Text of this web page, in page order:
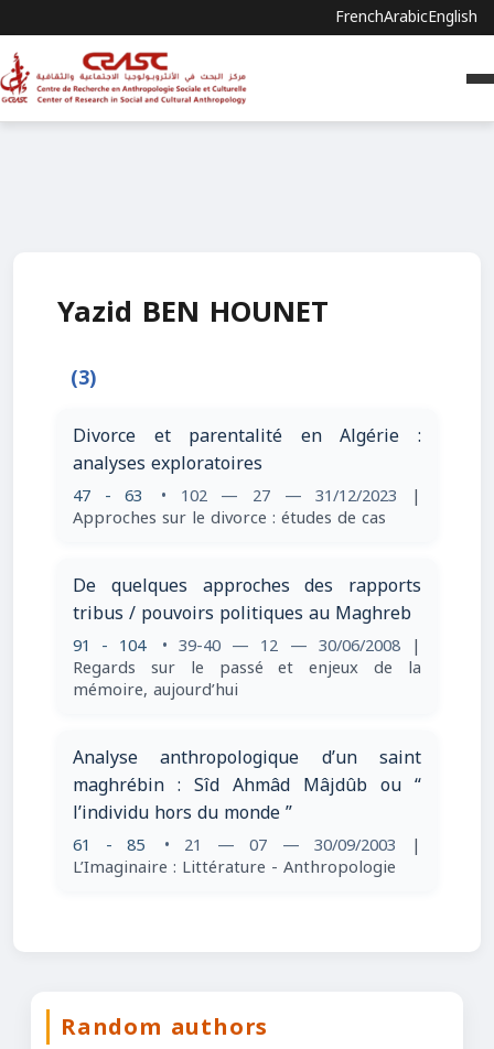
FrenchArabicEnglish
Yazid BEN HOUNET
(3)
Divorce et parentalité en Algérie :
analyses exploratoires
47 - 63 • 102 — 27 — 31/12/2023 |
Approches sur le divorce : études de cas
De quelques approches des rapports
tribus / pouvoirs politiques au Maghreb
91 - 104 • 39-40 — 12 — 30/06/2008 |
Regards sur le passé et enjeux de la
mémoire, aujourd’hui
Analyse anthropologique d’un saint
maghrébin : Sîd Ahmâd Mâjdûb ou “
l’individu hors du monde ”
61 - 85 • 21 — 07 — 30/09/2003 |
L’Imaginaire : Littérature - Anthropologie
Random authors